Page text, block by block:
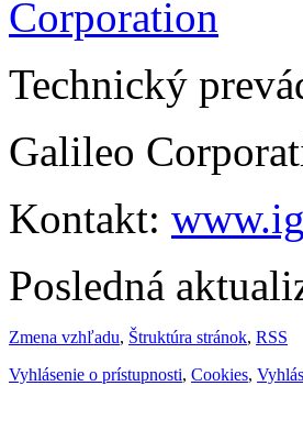
Technický
Galileo
Kontakt:
Posledná
Zmena vzhľadu, Štruktúra stránok, RSS
Vyhlásenie o prístupnosti, Cookies,